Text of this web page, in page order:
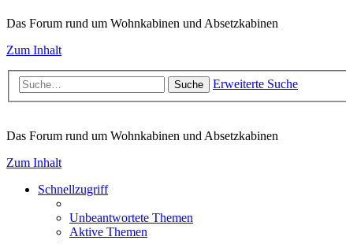
Das Forum rund um Wohnkabinen und Absetzkabinen
Zum Inhalt
Suche Erweiterte Suche
Das Forum rund um Wohnkabinen und Absetzkabinen
Zum Inhalt
Schnellzugriff
Unbeantwortete Themen
Aktive Themen